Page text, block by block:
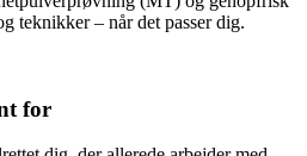
teknikker – når det passer dig.
for